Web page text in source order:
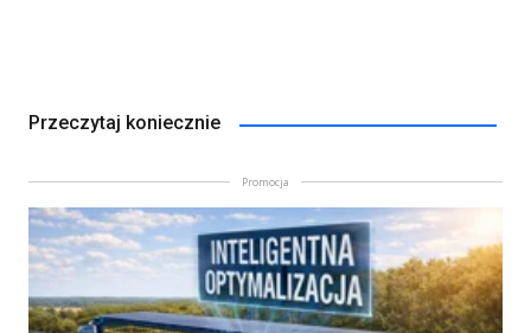
Przeczytaj koniecznie
Promocja